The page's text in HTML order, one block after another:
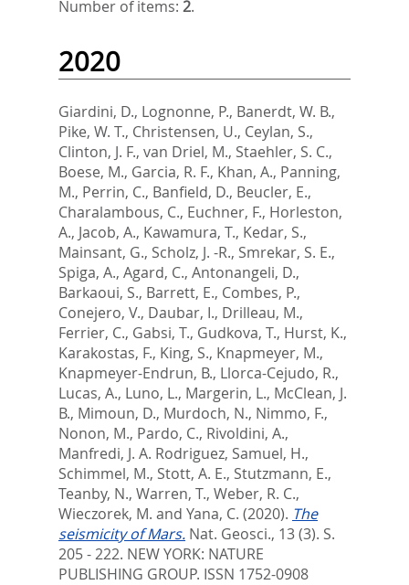
Number of items: 2.
2020
Giardini, D., Lognonne, P., Banerdt, W. B.,
Pike, W. T., Christensen, U., Ceylan, S.,
Clinton, J. F., van Driel, M., Staehler, S. C.,
Boese, M., Garcia, R. F., Khan, A., Panning,
M., Perrin, C., Banfield, D., Beucler, E.,
Charalambous, C., Euchner, F., Horleston,
A., Jacob, A., Kawamura, T., Kedar, S.,
Mainsant, G., Scholz, J. -R., Smrekar, S. E.,
Spiga, A., Agard, C., Antonangeli, D.,
Barkaoui, S., Barrett, E., Combes, P.,
Conejero, V., Daubar, I., Drilleau, M.,
Ferrier, C., Gabsi, T., Gudkova, T., Hurst, K.,
Karakostas, F., King, S., Knapmeyer, M.,
Knapmeyer-Endrun, B., Llorca-Cejudo, R.,
Lucas, A., Luno, L., Margerin, L., McClean, J.
B., Mimoun, D., Murdoch, N., Nimmo, F.,
Nonon, M., Pardo, C., Rivoldini, A.,
Manfredi, J. A. Rodriguez, Samuel, H.,
Schimmel, M., Stott, A. E., Stutzmann, E.,
Teanby, N., Warren, T., Weber, R. C.,
Wieczorek, M. and Yana, C. (2020). The
seismicity of Mars. Nat. Geosci., 13 (3). S.
205 - 222. NEW YORK: NATURE
PUBLISHING GROUP. ISSN 1752-0908